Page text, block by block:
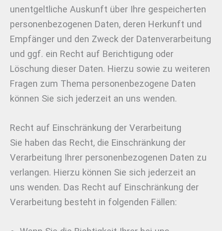
unentgeltliche Auskunft über Ihre gespeicherten
personenbezogenen Daten, deren Herkunft und
Empfänger und den Zweck der Datenverarbeitung
und ggf. ein Recht auf Berichtigung oder
Löschung dieser Daten. Hierzu sowie zu weiteren
Fragen zum Thema personenbezogene Daten
können Sie sich jederzeit an uns wenden.
Recht auf Einschränkung der Verarbeitung
Sie haben das Recht, die Einschränkung der
Verarbeitung Ihrer personenbezogenen Daten zu
verlangen. Hierzu können Sie sich jederzeit an
uns wenden. Das Recht auf Einschränkung der
Verarbeitung besteht in folgenden Fällen: